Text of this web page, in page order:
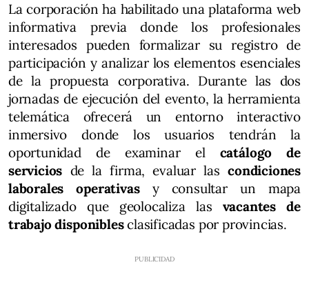
La corporación ha habilitado una plataforma web
informativa previa donde los profesionales
interesados pueden formalizar su registro de
participación y analizar los elementos esenciales
de la propuesta corporativa. Durante las dos
jornadas de ejecución del evento, la herramienta
telemática ofrecerá un entorno interactivo
inmersivo donde los usuarios tendrán la
oportunidad de examinar el catálogo de
servicios de la firma, evaluar lascondiciones
laborales operativas y consultar un mapa
digitalizado que geolocaliza las vacantes de
trabajo disponiblesclasificadas por provincias.